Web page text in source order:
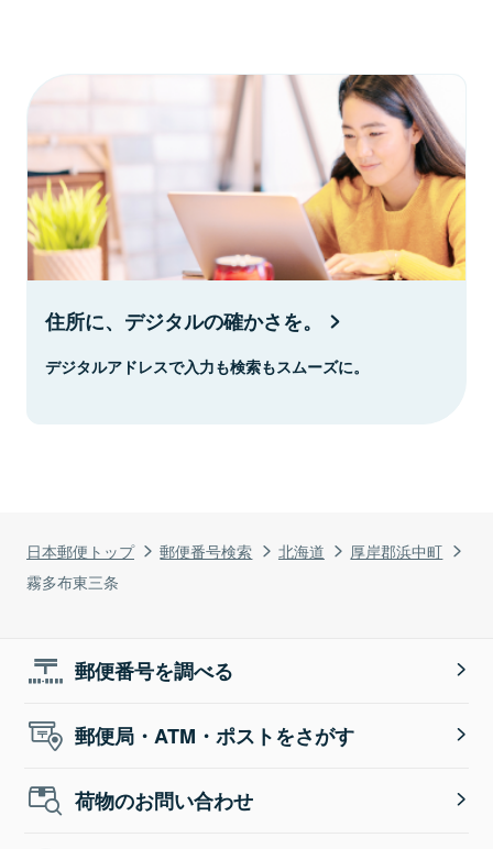
日本郵便トップ 郵便番号検索 北海道
厚岸郡浜中町
霧多布東三条
住所に、デジタルの確かさを。
デジタルアドレスで入力も検索もスムーズに。
郵便番号を調べる
郵便局・ATM・ポストをさがす
荷物のお問い合わせ